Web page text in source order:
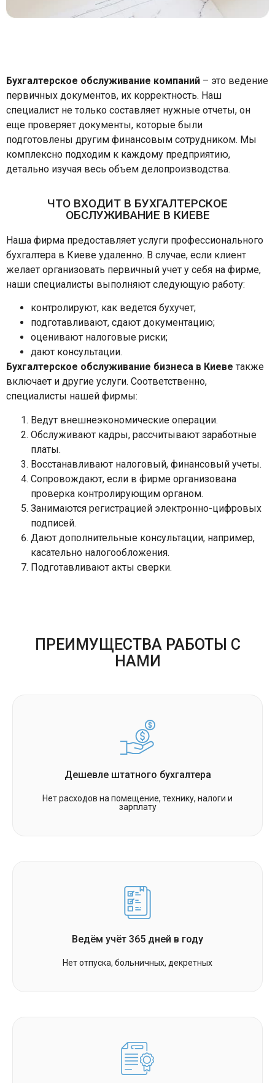
Бухгалтерское обслуживание компаний – это ведение
первичных документов, их корректность. Наш
специалист не только составляет нужные отчеты, он
еще проверяет документы, которые были
подготовлены другим финансовым сотрудником. Мы
комплексно подходим к каждому предприятию,
детально изучая весь объем делопроизводства.
ЧТО ВХОДИТ В БУХГАЛТЕРСКОЕ
ОБСЛУЖИВАНИЕ В КИЕВЕ
Наша фирма предоставляет услуги профессионального
бухгалтера в Киеве удаленно. В случае, если клиент
желает организовать первичный учет у себя на фирме,
наши специалисты выполняют следующую работу:
контролируют, как ведется бухучет;
подготавливают, сдают документацию;
оценивают налоговые риски;
дают консультации.
Бухгалтерское обслуживание бизнеса в Киеве также
включает и другие услуги. Соответственно,
специалисты нашей фирмы:
Ведут внешнеэкономические операции.
Обслуживают кадры, рассчитывают заработные
платы.
Восстанавливают налоговый, финансовый учеты.
Сопровождают, если в фирме организована
проверка контролирующим органом.
Занимаются регистрацией электронно-цифровых
подписей.
Дают дополнительные консультации, например,
касательно налогообложения.
Подготавливают акты сверки.
ПРЕИМУЩЕСТВА РАБОТЫ С
НАМИ
Дешевле штатного бухгалтера
Нет расходов на помещение, технику, налоги и
зарплату
Ведём учёт 365 дней в году
Нет отпуска, больничных, декретных